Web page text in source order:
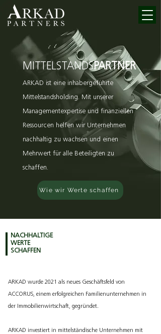
MITTELSTANDSPARTNER
ARKAD ist eine inhabergeführte
Mittelstandsholding. Mit unserer
Managementexpertise und finanziellen
Ressourcen helfen wir Unternehmen
nachhaltig zu wachsen und einen
Mehrwert für alle Beteiligten zu
schaffen.
Wie wir Werte schaffen
NACHHALTIGE
WERTE
SCHAFFEN
ARKAD wurde 2021 als neues Geschäftsfeld von
ACCORUS, einem erfolgreichen Familienunternehmen in
der Immobilienwirtschaft, gegründet.
ARKAD investiert in mittelständische Unternehmen mit